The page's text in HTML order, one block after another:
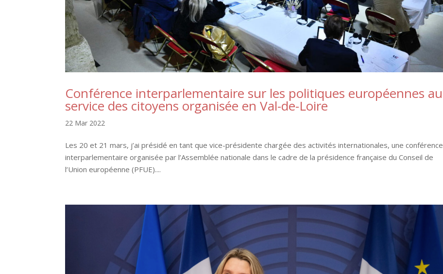
Conférence interparlementaire sur les politiques européennes au
service des citoyens organisée en Val-de-Loire
22 Mar 2022
Les 20 et 21 mars, j’ai présidé en tant que vice-présidente chargée des activités internationales, une conférence
interparlementaire organisée par l’Assemblée nationale dans le cadre de la présidence française du Conseil de
l’Union européenne (PFUE)....